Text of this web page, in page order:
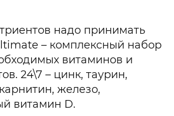
надо принимать
– комплексный набор
витаминов и
24\7 – цинк, таурин,
железо,
витамин D.